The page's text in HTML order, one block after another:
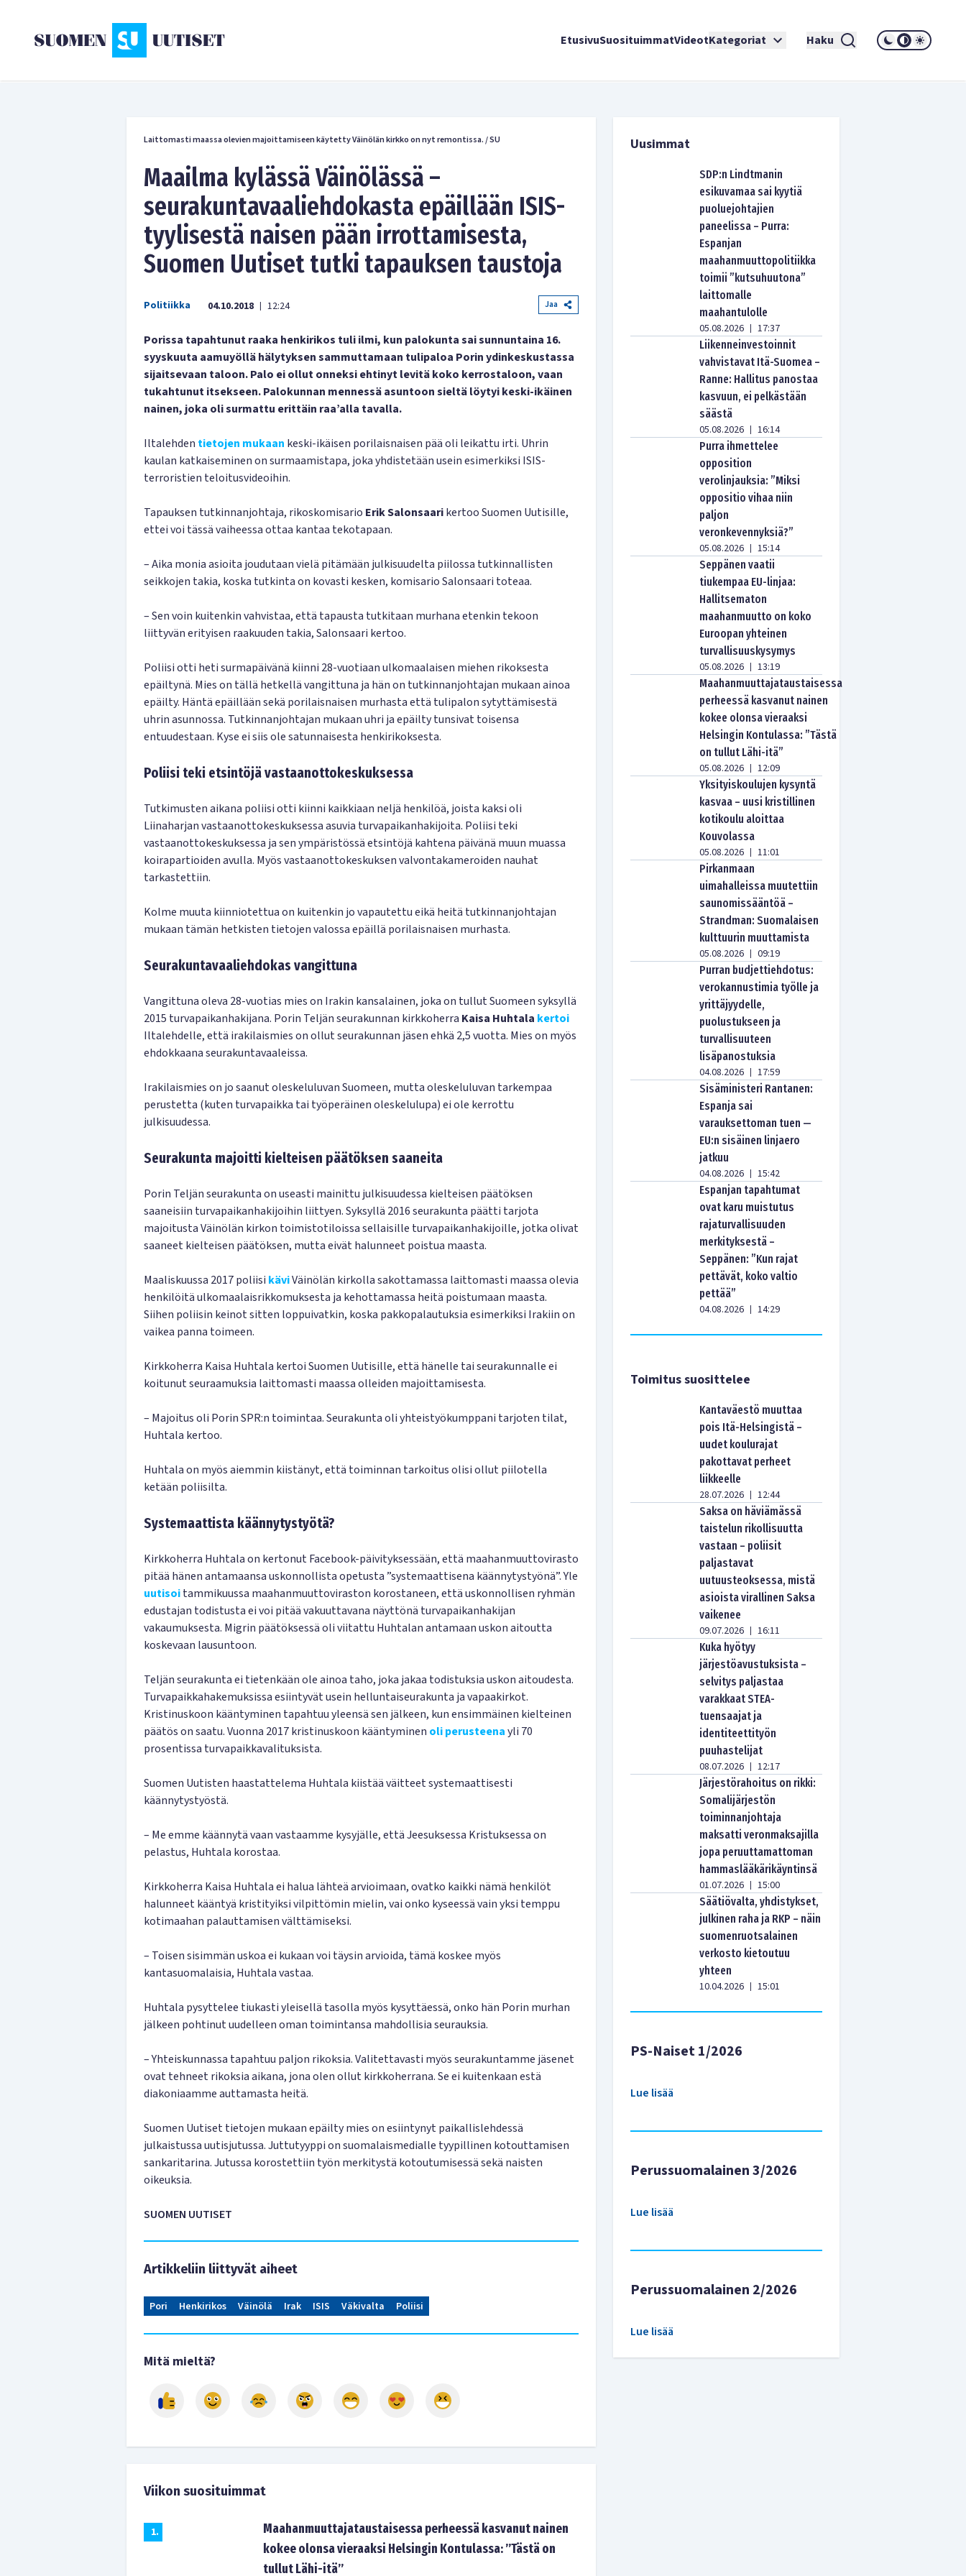
EtusivuSuosituimmatVideotKategoriat Haku
Laittomasti maassa olevien majoittamiseen käytetty Väinölän kirkko on nyt remontissa./SU
Maailma kylässä Väinölässä –
seurakuntavaaliehdokasta epäillään ISIS-
tyylisestä naisen pään irrottamisesta,
Suomen Uutiset tutki tapauksen taustoja
Politiikka 04.10.2018 | 12:24 Jaa
Porissa tapahtunut raaka henkirikos tuli ilmi, kun palokunta sai sunnuntaina 16.
syyskuuta aamuyöllä hälytyksen sammuttamaan tulipaloa Porin ydinkeskustassa
sijaitsevaan taloon. Palo ei ollut onneksi ehtinyt levitä koko kerrostaloon, vaan
tukahtunut itsekseen. Palokunnan mennessä asuntoon sieltä löytyi keski-ikäinen
nainen, joka oli surmattu erittäin raa’alla tavalla.
Iltalehden tietojen mukaan keski-ikäisen porilaisnaisen pää oli leikattu irti. Uhrin
kaulan katkaiseminen on surmaamistapa, joka yhdistetään usein esimerkiksi ISIS-
terroristien teloitusvideoihin.
Tapauksen tutkinnanjohtaja, rikoskomisario Erik Salonsaarikertoo Suomen Uutisille,
ettei voi tässä vaiheessa ottaa kantaa tekotapaan.
– Aika monia asioita joudutaan vielä pitämään julkisuudelta piilossa tutkinnallisten
seikkojen takia, koska tutkinta on kovasti kesken, komisario Salonsaari toteaa.
– Sen voin kuitenkin vahvistaa, että tapausta tutkitaan murhana etenkin tekoon
liittyvän erityisen raakuuden takia, Salonsaari kertoo.
Poliisi otti heti surmapäivänä kiinni 28-vuotiaan ulkomaalaisen miehen rikoksesta
epäiltynä. Mies on tällä hetkellä vangittuna ja hän on tutkinnanjohtajan mukaan ainoa
epäilty. Häntä epäillään sekä porilaisnaisen murhasta että tulipalon sytyttämisestä
uhrin asunnossa. Tutkinnanjohtajan mukaan uhri ja epäilty tunsivat toisensa
entuudestaan. Kyse ei siis ole satunnaisesta henkirikoksesta.
Poliisi teki etsintöjä vastaanottokeskuksessa
Tutkimusten aikana poliisi otti kiinni kaikkiaan neljä henkilöä, joista kaksi oli
Liinaharjan vastaanottokeskuksessa asuvia turvapaikanhakijoita. Poliisi teki
vastaanottokeskuksessa ja sen ympäristössä etsintöjä kahtena päivänä muun muassa
koirapartioiden avulla. Myös vastaanottokeskuksen valvontakameroiden nauhat
tarkastettiin.
Kolme muuta kiinniotettua on kuitenkin jo vapautettu eikä heitä tutkinnanjohtajan
mukaan tämän hetkisten tietojen valossa epäillä porilaisnaisen murhasta.
Seurakuntavaaliehdokas vangittuna
Vangittuna oleva 28-vuotias mies on Irakin kansalainen, joka on tullut Suomeen syksyllä
2015 turvapaikanhakijana. Porin Teljän seurakunnan kirkkoherra Kaisa Huhtala kertoi
Iltalehdelle, että irakilaismies on ollut seurakunnan jäsen ehkä 2,5 vuotta. Mies on myös
ehdokkaana seurakuntavaaleissa.
Irakilaismies on jo saanut oleskeluluvan Suomeen, mutta oleskeluluvan tarkempaa
perustetta (kuten turvapaikka tai työperäinen oleskelulupa) ei ole kerrottu
julkisuudessa.
Seurakunta majoitti kielteisen päätöksen saaneita
Porin Teljän seurakunta on useasti mainittu julkisuudessa kielteisen päätöksen
saaneisiin turvapaikanhakijoihin liittyen. Syksyllä 2016 seurakunta päätti tarjota
majoitusta Väinölän kirkon toimistotiloissa sellaisille turvapaikanhakijoille, jotka olivat
saaneet kielteisen päätöksen, mutta eivät halunneet poistua maasta.
Maaliskuussa 2017 poliisi käviVäinölän kirkolla sakottamassa laittomasti maassa olevia
henkilöitä ulkomaalaisrikkomuksesta ja kehottamassa heitä poistumaan maasta.
Siihen poliisin keinot sitten loppuivatkin, koska pakkopalautuksia esimerkiksi Irakiin on
vaikea panna toimeen.
Kirkkoherra Kaisa Huhtala kertoi Suomen Uutisille, että hänelle tai seurakunnalle ei
koitunut seuraamuksia laittomasti maassa olleiden majoittamisesta.
– Majoitus oli Porin SPR:n toimintaa. Seurakunta oli yhteistyökumppani tarjoten tilat,
Huhtala kertoo.
Huhtala on myös aiemmin kiistänyt, että toiminnan tarkoitus olisi ollut piilotella
ketään poliisilta.
Systemaattista käännytystyötä?
Kirkkoherra Huhtala on kertonut Facebook-päivityksessään, että maahanmuuttovirasto
pitää hänen antamaansa uskonnollista opetusta ”systemaattisena käännytystyönä”. Yle
uutisoitammikuussa maahanmuuttoviraston korostaneen, että uskonnollisen ryhmän
edustajan todistusta ei voi pitää vakuuttavana näyttönä turvapaikanhakijan
vakaumuksesta. Migrin päätöksessä oli viitattu Huhtalan antamaan uskon aitoutta
koskevaan lausuntoon.
Teljän seurakunta ei tietenkään ole ainoa taho, joka jakaa todistuksia uskon aitoudesta.
Turvapaikkahakemuksissa esiintyvät usein helluntaiseurakunta ja vapaakirkot.
Kristinuskoon kääntyminen tapahtuu yleensä sen jälkeen, kun ensimmäinen kielteinen
päätös on saatu. Vuonna 2017 kristinuskoon kääntyminen oli perusteenayli 70
prosentissa turvapaikkavalituksista.
Suomen Uutisten haastattelema Huhtala kiistää väitteet systemaattisesti
käännytystyöstä.
– Me emme käännytä vaan vastaamme kysyjälle, että Jeesuksessa Kristuksessa on
pelastus, Huhtala korostaa.
Kirkkoherra Kaisa Huhtala ei halua lähteä arvioimaan, ovatko kaikki nämä henkilöt
halunneet kääntyä kristityiksi vilpittömin mielin, vai onko kyseessä vain yksi temppu
kotimaahan palauttamisen välttämiseksi.
– Toisen sisimmän uskoa ei kukaan voi täysin arvioida, tämä koskee myös
kantasuomalaisia, Huhtala vastaa.
Huhtala pysyttelee tiukasti yleisellä tasolla myös kysyttäessä, onko hän Porin murhan
jälkeen pohtinut uudelleen oman toimintansa mahdollisia seurauksia.
– Yhteiskunnassa tapahtuu paljon rikoksia. Valitettavasti myös seurakuntamme jäsenet
ovat tehneet rikoksia aikana, jona olen ollut kirkkoherrana. Se ei kuitenkaan estä
diakoniaamme auttamasta heitä.
Suomen Uutiset tietojen mukaan epäilty mies on esiintynyt paikallislehdessä
julkaistussa uutisjutussa. Juttutyyppi on suomalaismedialle tyypillinen kotouttamisen
sankaritarina. Jutussa korostettiin työn merkitystä kotoutumisessä sekä naisten
oikeuksia.
SUOMEN UUTISET
Artikkeliin liittyvät aiheet
Pori Henkirikos Väinölä Irak ISIS Väkivalta Poliisi
Mitä mieltä?
Viikon suosituimmat
1.
Maahanmuuttajataustaisessa perheessä kasvanut nainen
kokee olonsa vieraaksi Helsingin Kontulassa: ”Tästä on
tullut Lähi-itä”
Uusimmat
SDP:n Lindtmanin
esikuvamaa sai kyytiä
puoluejohtajien
paneelissa – Purra:
Espanjan
maahanmuuttopolitiikka
toimii ”kutsuhuutona”
laittomalle
maahantulolle
05.08.2026 | 17:37
Liikenneinvestoinnit
vahvistavat Itä-Suomea –
Ranne: Hallitus panostaa
kasvuun, ei pelkästään
säästä
05.08.2026 | 16:14
Purra ihmettelee
opposition
verolinjauksia: ”Miksi
oppositio vihaa niin
paljon
veronkevennyksiä?”
05.08.2026 | 15:14
Seppänen vaatii
tiukempaa EU-linjaa:
Hallitsematon
maahanmuutto on koko
Euroopan yhteinen
turvallisuuskysymys
05.08.2026 | 13:19
Maahanmuuttajataustaisessa
perheessä kasvanut nainen
kokee olonsa vieraaksi
Helsingin Kontulassa: ”Tästä
on tullut Lähi-itä”
05.08.2026 | 12:09
Yksityiskoulujen kysyntä
kasvaa – uusi kristillinen
kotikoulu aloittaa
Kouvolassa
05.08.2026 | 11:01
Pirkanmaan
uimahalleissa muutettiin
saunomissääntöä –
Strandman: Suomalaisen
kulttuurin muuttamista
05.08.2026 | 09:19
Purran budjettiehdotus:
verokannustimia työlle ja
yrittäjyydelle,
puolustukseen ja
turvallisuuteen
lisäpanostuksia
04.08.2026 | 17:59
Sisäministeri Rantanen:
Espanja sai
varauksettoman tuen —
EU:n sisäinen linjaero
jatkuu
04.08.2026 | 15:42
Espanjan tapahtumat
ovat karu muistutus
rajaturvallisuuden
merkityksestä –
Seppänen: ”Kun rajat
pettävät, koko valtio
pettää”
04.08.2026 | 14:29
Toimitus suosittelee
Kantaväestö muuttaa
pois Itä-Helsingistä –
uudet koulurajat
pakottavat perheet
liikkeelle
28.07.2026 | 12:44
Saksa on häviämässä
taistelun rikollisuutta
vastaan – poliisit
paljastavat
uutuusteoksessa, mistä
asioista virallinen Saksa
vaikenee
09.07.2026 | 16:11
Kuka hyötyy
järjestöavustuksista –
selvitys paljastaa
varakkaat STEA-
tuensaajat ja
identiteettityön
puuhastelijat
08.07.2026 | 12:17
Järjestörahoitus on rikki:
Somalijärjestön
toiminnanjohtaja
maksatti veronmaksajilla
jopa peruuttamattoman
hammaslääkärikäyntinsä
01.07.2026 | 15:00
Säätiövalta, yhdistykset,
julkinen raha ja RKP – näin
suomenruotsalainen
verkosto kietoutuu
yhteen
10.04.2026 | 15:01
PS-Naiset 1/2026
Lue lisää
Perussuomalainen 3/2026
Lue lisää
Perussuomalainen 2/2026
Lue lisää